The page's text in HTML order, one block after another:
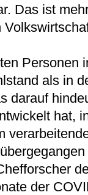
Das ist
Personen
als in
darauf
hat,
der